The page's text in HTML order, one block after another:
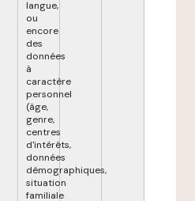
langue,
ou
encore
des
données
à
caractère
personnel
(âge,
genre,
centres
d'intérêts,
données
démographiques,
situation
familiale